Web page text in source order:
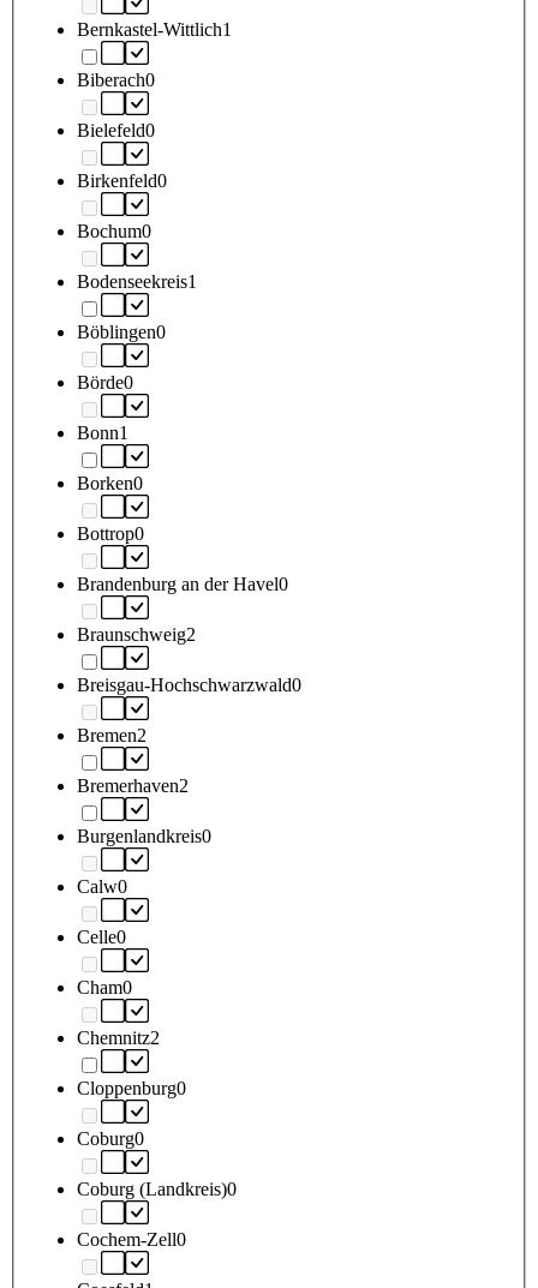
Bernkastel-Wittlich1
Biberach0
Bielefeld0
Birkenfeld0
Bochum0
Bodenseekreis1
Böblingen0
Börde0
Bonn1
Borken0
Bottrop0
Brandenburg an der Havel0
Braunschweig2
Breisgau-Hochschwarzwald0
Bremen2
Bremerhaven2
Burgenlandkreis0
Calw0
Celle0
Cham0
Chemnitz2
Cloppenburg0
Coburg0
Coburg (Landkreis)0
Cochem-Zell0